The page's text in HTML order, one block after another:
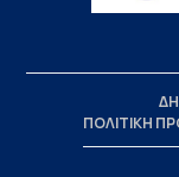
ΠΟΛΙΤΙΚΗ